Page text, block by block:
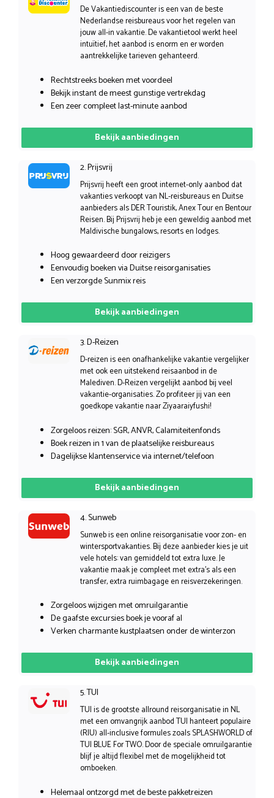
De Vakantiediscounter is een van de beste
Nederlandse reisbureaus voor het regelen van
jouw all-in vakantie. De vakantietool werkt heel
intuïtief, het aanbod is enorm en er worden
aantrekkelijke tarieven gehanteerd.
Rechtstreeks boeken met voordeel
Bekijk instant de meest gunstige vertrekdag
Een zeer compleet last-minute aanbod
Bekijk aanbiedingen
2. Prijsvrij
Prijsvrij heeft een groot internet-only aanbod dat
vakanties verkoopt van NL-reisbureaus en Duitse
aanbieders als DER Touristik, Anex Tour en Bentour
Reisen. Bij Prijsvrij heb je een geweldig aanbod met
Maldivische bungalows, resorts en lodges.
Hoog gewaardeerd door reizigers
Eenvoudig boeken via Duitse reisorganisaties
Een verzorgde Sunmix reis
Bekijk aanbiedingen
3. D-Reizen
D-reizen is een onafhankelijke vakantie vergelijker
met ook een uitstekend reisaanbod in de
Malediven. D-Reizen vergelijkt aanbod bij veel
vakantie-organisaties. Zo profiteer jij van een
goedkope vakantie naar Ziyaaraiyfushi!
Zorgeloos reizen: SGR, ANVR, Calamiteitenfonds
Boek reizen in 1 van de plaatselijke reisbureaus
Dagelijkse klantenservice via internet/telefoon
Bekijk aanbiedingen
4. Sunweb
Sunweb is een online reisorganisatie voor zon- en
wintersportvakanties. Bij deze aanbieder kies je uit
vele hotels: van gemiddeld tot extra luxe. Je
vakantie maak je compleet met extra’s als een
transfer, extra ruimbagage en reisverzekeringen.
Zorgeloos wijzigen met omruilgarantie
De gaafste excursies boek je vooraf al
Verken charmante kustplaatsen onder de winterzon
Bekijk aanbiedingen
5. TUI
TUI is de grootste allround reisorganisatie in NL
met een omvangrijk aanbod TUI hanteert populaire
(RIU) all-inclusive formules zoals SPLASHWORLD of
TUI BLUE For TWO. Door de speciale omruilgarantie
blijf je altijd flexibel met de mogelijkheid tot
omboeken.
Helemaal ontzorgd met de beste pakketreizen